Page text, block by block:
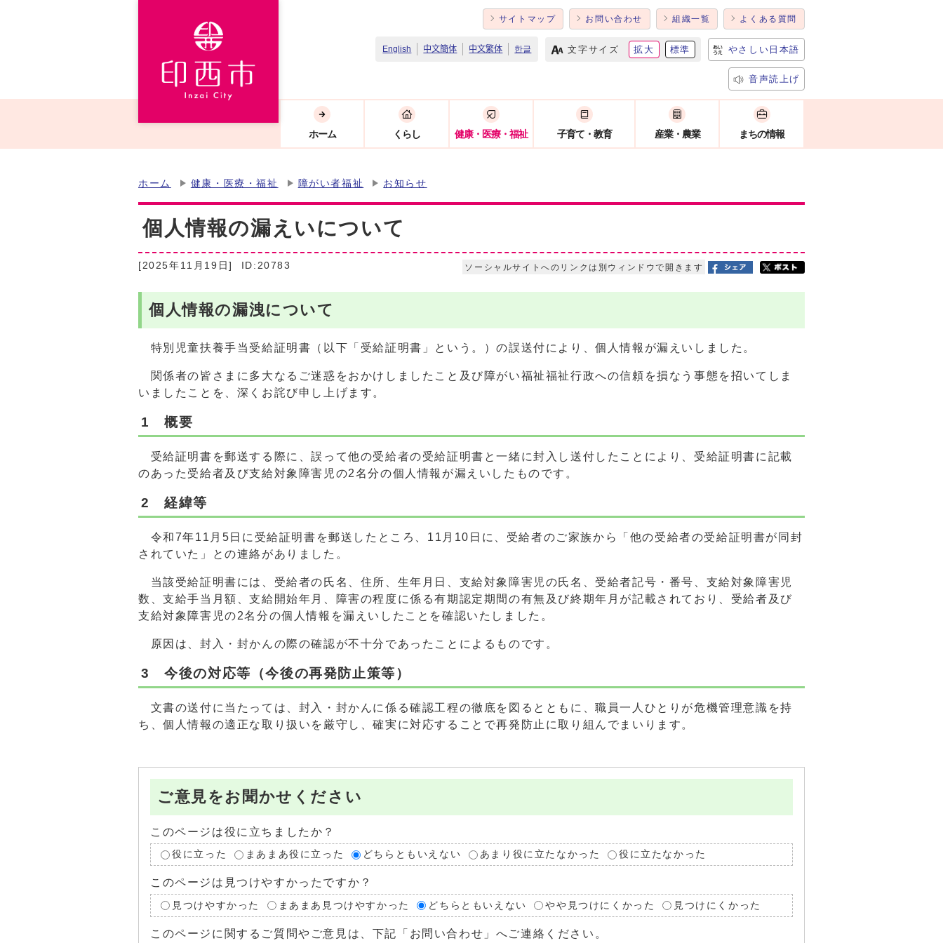
サイトマップ お問い合わせ 組織一覧 よくある質問
English 中文簡体 中文繁体 한글 文字サイズ 拡大 標準 やさしい日本語
音声読上げ
ホーム くらし 健康・医療・福祉 子育て・教育 産業・農業 まちの情報
ホーム 健康・医療・福祉 障がい者福祉 お知らせ
個人情報の漏えいについて
[2025年11月19日] ID:20783 ソーシャルサイトへのリンクは別ウィンドウで開きます
個人情報の漏洩について
特別児童扶養手当受給証明書（以下「受給証明書」という。）の誤送付により、個人情報が漏えいしました。
関係者の皆さまに多大なるご迷惑をおかけしましたこと及び障がい福祉福祉行政への信頼を損なう事態を招いてしま
いましたことを、深くお詫び申し上げます。
1 概要
受給証明書を郵送する際に、誤って他の受給者の受給証明書と一緒に封入し送付したことにより、受給証明書に記載
のあった受給者及び支給対象障害児の2名分の個人情報が漏えいしたものです。
2 経緯等
令和7年11月5日に受給証明書を郵送したところ、11月10日に、受給者のご家族から「他の受給者の受給証明書が同封
されていた」との連絡がありました。
当該受給証明書には、受給者の氏名、住所、生年月日、支給対象障害児の氏名、受給者記号・番号、支給対象障害児
数、支給手当月額、支給開始年月、障害の程度に係る有期認定期間の有無及び終期年月が記載されており、受給者及び
支給対象障害児の2名分の個人情報を漏えいしたことを確認いたしました。
原因は、封入・封かんの際の確認が不十分であったことによるものです。
3 今後の対応等（今後の再発防止策等）
文書の送付に当たっては、封入・封かんに係る確認工程の徹底を図るとともに、職員一人ひとりが危機管理意識を持
ち、個人情報の適正な取り扱いを厳守し、確実に対応することで再発防止に取り組んでまいります。
ご意見をお聞かせください
このページは役に立ちましたか？
役に立った まあまあ役に立った どちらともいえない あまり役に立たなかった 役に立たなかった
このページは見つけやすかったですか？
見つけやすかった まあまあ見つけやすかった どちらともいえない やや見つけにくかった 見つけにくかった
このページに関するご質問やご意見は、下記「お問い合わせ」へご連絡ください。